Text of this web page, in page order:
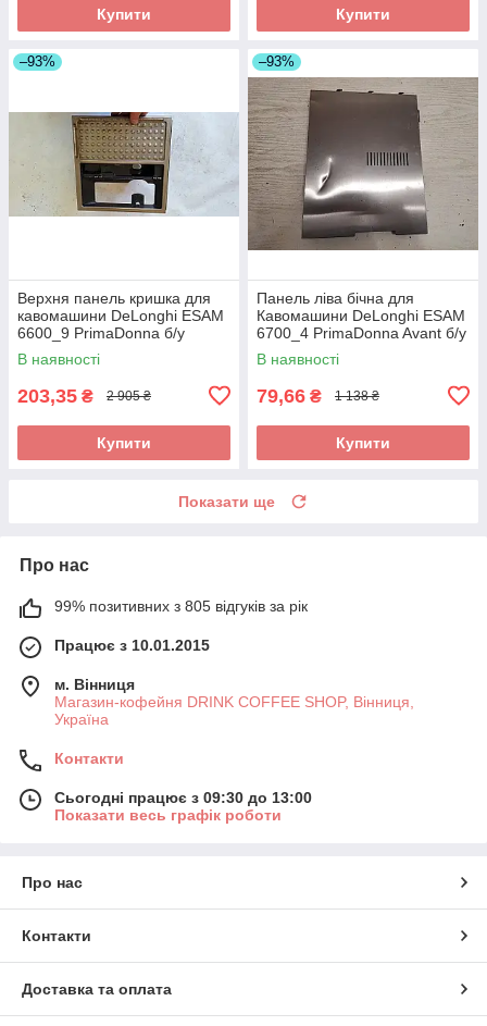
Купити Купити
–93%
Верхня панель кришка для
кавомашини DeLonghi ESAM
6600_9 PrimaDonna б/у
_дефект
В наявності
203,35 ₴ 2 905 ₴
Купити
–93%
Панель ліва бічна для
Кавомашини DeLonghi ESAM
6700_4 PrimaDonna Avant б/у
В наявності
79,66 ₴ 1 138 ₴
Купити
Показати ще
Про нас
99% позитивних з 805 відгуків за рік
Працює з 10.01.2015
м. Вінниця
Магазин-кофейня DRINK COFFEE SHOP, Вінниця,
Україна
Контакти
Сьогодні працює з 09:30 до 13:00
Показати весь графік роботи
Про нас
Контакти
Доставка та оплата